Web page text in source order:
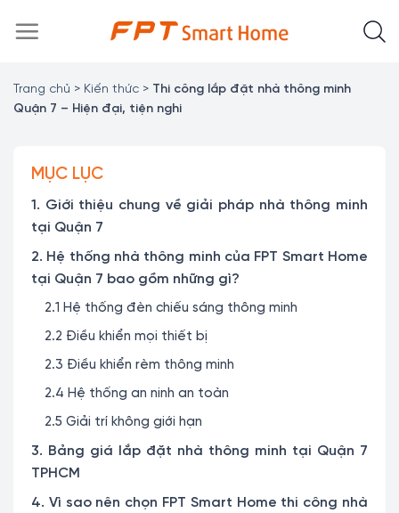
đến
Trang chủ > Kiến thức > Thi công lắp đặt nhà thông minh
Quận 7 – Hiện đại, tiện nghi
MỤC LỤC
1. Giới thiệu chung về giải pháp nhà thông minh
tại Quận 7
2. Hệ thống nhà thông minh của FPT Smart Home
tại Quận 7 bao gồm những gì?
2.1 Hệ thống đèn chiếu sáng thông minh
2.2 Điều khiển mọi thiết bị
2.3 Điều khiển rèm thông minh
2.4 Hệ thống an ninh an toàn
2.5 Giải trí không giới hạn
3. Bảng giá lắp đặt nhà thông minh tại Quận 7
TPHCM
4. Vì sao nên chọn FPT Smart Home thi công nhà